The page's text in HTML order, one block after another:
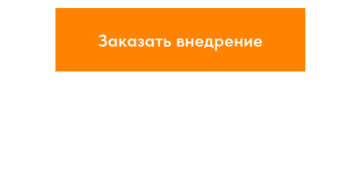
Заказать внедрение